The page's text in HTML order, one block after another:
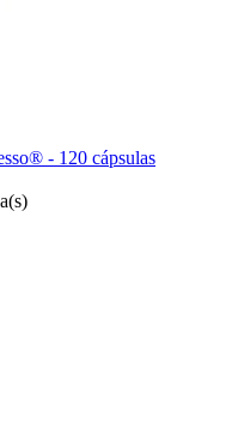
- 120 cápsulas